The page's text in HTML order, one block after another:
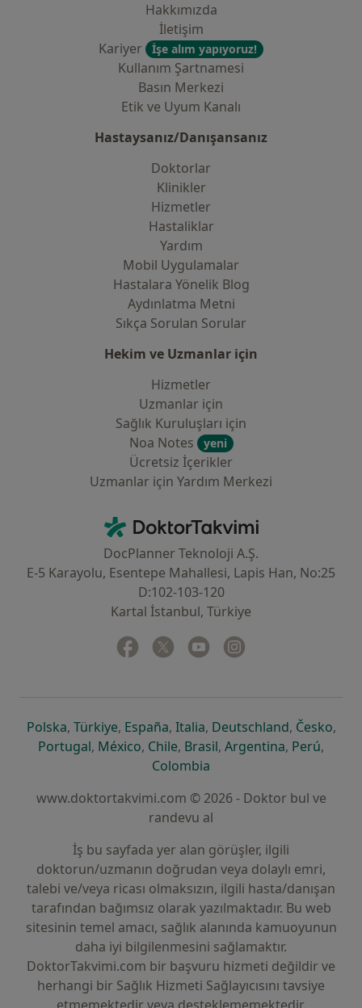
Hakkımızda
İletişim
Kariyer
İşe alım yapıyoruz!
Kullanım Şartnamesi
Basın Merkezi
Etik ve Uyum Kanalı
Hastaysanız/Danışansanız
Doktorlar
Klinikler
Hizmetler
Hastaliklar
Yardım
Mobil Uygulamalar
Hastalara Yönelik Blog
Aydınlatma Metni
Sıkça Sorulan Sorular
Hekim ve Uzmanlar için
Hizmetler
Uzmanlar için
Sağlık Kuruluşları için
Noa Notes
yeni
Ücretsiz İçerikler
Uzmanlar için Yardım Merkezi
DoktorTakvimi - Ana Sayfa
DocPlanner Teknoloji A.Ş.
E-5 Karayolu, Esentepe Mahallesi, Lapis Han, No:25
D:102-103-120
Kartal İstanbul, Türkiye
Facebook
yeni bir sekmede açılır
Twitter
yeni bir sekmede açılır
Youtube
yeni bir sekmede açılır
Polskayeni bir sekmede açılır
, Türkiyeyeni bir sekmede açılır
, Españayeni bir sekmede açılır
, Italiayeni bir sekmede açılır
, Deutschlandyeni bir
, Českoyeni
,
Portugalyeni bir sekmede açılır
, Méxicoyeni bir sekmede açılır
, Chileyeni bir sekmede açılır
, Brasilyeni bir sekmede açılır
, Argentinayeni bir
, Perúyeni
,
Colombia
www.doktortakvimi.com © 2026 - Doktor bul ve
randevu al
İş bu sayfada yer alan görüşler, ilgili
doktorun/uzmanın doğrudan veya dolaylı emri,
talebi ve/veya ricası olmaksızın, ilgili hasta/danışan
tarafından bağımsız olarak yazılmaktadır. Bu web
sitesinin temel amacı, sağlık alanında kamuoyunun
daha iyi bilgilenmesini sağlamaktır.
DoktorTakvimi.com bir başvuru hizmeti değildir ve
herhangi bir Sağlık Hizmeti Sağlayıcısını tavsiye